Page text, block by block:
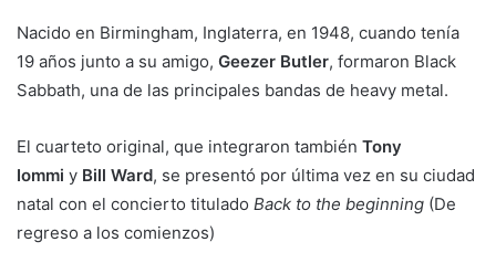
Nacido en Birmingham, Inglaterra, en 1948, cuando tenía
19 años junto a su amigo, Geezer Butler, formaron Black
Sabbath, una de las principales bandas de heavy metal.
El cuarteto original, que integraron también Tony
Iommi y Bill Ward, se presentó por última vez en su ciudad
natal con el concierto titulado Back to the beginning (De
regreso a los comienzos)